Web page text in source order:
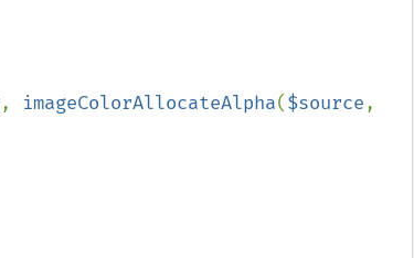
, imageColorAllocateAlpha($source